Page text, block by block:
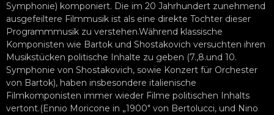
Symphonie) komponiert. Die im 20 Jahrhundert zunehmend
ausgefeiltere Filmmusik ist als eine direkte Tochter dieser
Programmmusik zu verstehen.Während klassische
Komponisten wie Bartok und Shostakovich versuchten ihren
Musikstücken politische Inhalte zu geben (7.,8.und 10.
Symphonie von Shostakovich, sowie Konzert für Orchester
von Bartok), haben insbesondere italienische
Filmkomponisten immer wieder Filme politischen Inhalts
vertont.(Ennio Moricone in „1900″ von Bertolucci, und Nino